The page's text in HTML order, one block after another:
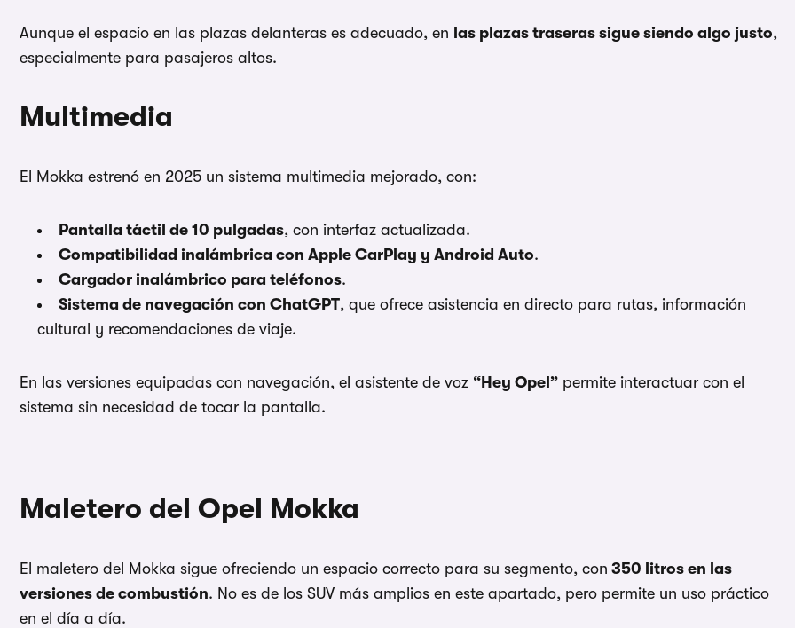
Aunque el espacio en las plazas delanteras es adecuado, en las plazas traseras sigue siendo algo justo,
especialmente para pasajeros altos.
Multimedia
El Mokka estrenó en 2025 un sistema multimedia mejorado, con:
Pantalla táctil de 10 pulgadas, con interfaz actualizada.
Compatibilidad inalámbrica con Apple CarPlay y Android Auto.
Cargador inalámbrico para teléfonos.
Sistema de navegación con ChatGPT, que ofrece asistencia en directo para rutas, información
cultural y recomendaciones de viaje.
En las versiones equipadas con navegación, el asistente de voz “Hey Opel” permite interactuar con el
sistema sin necesidad de tocar la pantalla.
Maletero del Opel Mokka
El maletero del Mokka sigue ofreciendo un espacio correcto para su segmento, con 350 litros en las
versiones de combustión. No es de los SUV más amplios en este apartado, pero permite un uso práctico
en el día a día.